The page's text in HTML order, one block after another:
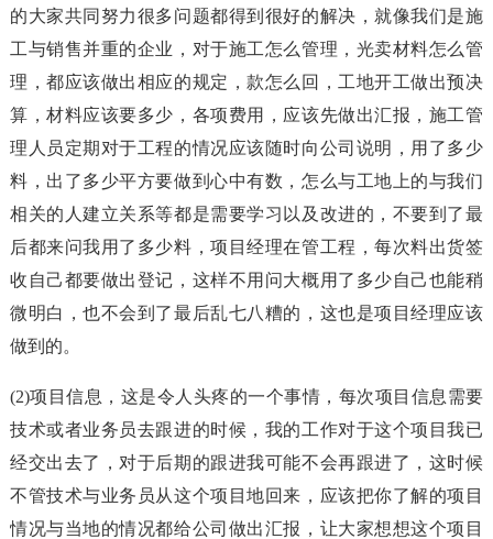
的大家共同努力很多问题都得到很好的解决，就像我们是施
工与销售并重的企业，对于施工怎么管理，光卖材料怎么管
理，都应该做出相应的规定，款怎么回，工地开工做出预决
算，材料应该要多少，各项费用，应该先做出汇报，施工管
理人员定期对于工程的情况应该随时向公司说明，用了多少
料，出了多少平方要做到心中有数，怎么与工地上的与我们
相关的人建立关系等都是需要学习以及改进的，不要到了最
后都来问我用了多少料，项目经理在管工程，每次料出货签
收自己都要做出登记，这样不用问大概用了多少自己也能稍
微明白，也不会到了最后乱七八糟的，这也是项目经理应该
做到的。
(2)项目信息，这是令人头疼的一个事情，每次项目信息需要
技术或者业务员去跟进的时候，我的工作对于这个项目我已
经交出去了，对于后期的跟进我可能不会再跟进了，这时候
不管技术与业务员从这个项目地回来，应该把你了解的项目
情况与当地的情况都给公司做出汇报，让大家想想这个项目